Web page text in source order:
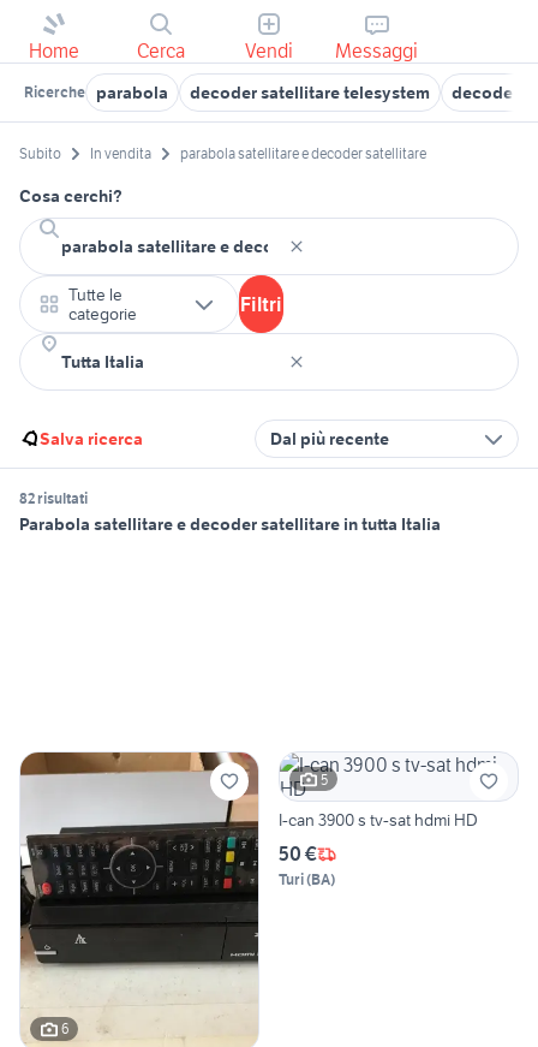
Home Cerca Vendi Messaggi
Ricerche parabola decoder satellitare telesystem decoder
Subito In vendita parabola satellitare e decoder satellitare
Cosa cerchi?
Tutte le
categorie
Filtri
Salva ricerca Dal più recente
82 risultati
Parabola satellitare e decoder satellitare in tutta Italia
6
5
I-can 3900 s tv-sat hdmi HD
50 €
Turi(BA)